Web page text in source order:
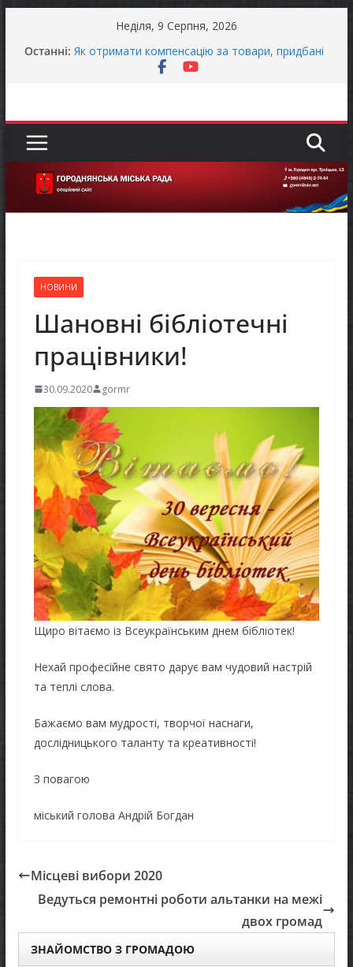
Неділя, 9 Серпня, 2026
Останні: Як отримати компенсацію за товари, придбані
для ветеранського бізнесу
МОВЧАННЯ
ЗАГАЛЬНОНАЦІОНАЛЬНА ХВИЛИНА
МОВЧАННЯ
НОВИНИ
Шановні бібліотечні
працівники!
30.09.2020 gormr
Щиро вітаємо із Всеукраїнським днем бібліотек!
Нехай професійне свято дарує вам чудовий настрій
та теплі слова.
Бажаємо вам мудрості, творчої наснаги,
дослідницького таланту та креативності!
З повагою
міський голова Андрій Богдан
Місцеві вибори 2020
Ведуться ремонтні роботи альтанки на межі
двох громад
ЗНАЙОМСТВО З ГРОМАДОЮ